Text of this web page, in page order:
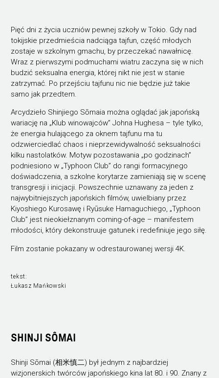
Pięć dni z życia uczniów pewnej szkoły w Tokio. Gdy nad
tokijskie przedmieścia nadciąga tajfun, część młodych
zostaje w szkolnym gmachu, by przeczekać nawałnicę.
Wraz z pierwszymi podmuchami wiatru zaczyna się w nich
budzić seksualna energia, której nikt nie jest w stanie
zatrzymać. Po przejściu tajfunu nic nie będzie już takie
samo jak przedtem.
Arcydzieło Shinjiego Sōmaia można oglądać jak japońską
wariację na „Klub winowajców” Johna Hughesa – tyle tylko,
że energia hulającego za oknem tajfunu ma tu
odzwierciedlać chaos i nieprzewidywalność seksualności
kilku nastolatków. Motyw pozostawania „po godzinach”
podniesiono w „Typhoon Club” do rangi formacyjnego
doświadczenia, a szkolne korytarze zamieniają się w scenę
transgresji i inicjacji. Powszechnie uznawany za jeden z
najwybitniejszych japońskich filmów, uwielbiany przez
Kiyoshiego Kurosawę i Ryūsuke Hamaguchiego, „Typhoon
Club” jest nieokiełznanym coming-of-age – manifestem
młodości, który dekonstruuje gatunek i redefiniuje jego siłę.
Film zostanie pokazany w odrestaurowanej wersji 4K.
tekst:
Łukasz Mańkowski
SHINJI SÔMAI
Shinji Sōmai (相米慎二) był jednym z najbardziej
wizjonerskich twórców japońskiego kina lat 80. i 90. Znany z